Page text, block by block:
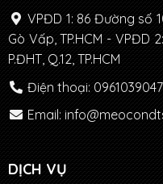
VPĐD 1: 86 Đường số
Gò Vấp, TP.HCM - VPĐD
P.ĐHT, Q.12, TP.HCM
Điện thoại: 0961039047
Email:
DỊCH VỤ